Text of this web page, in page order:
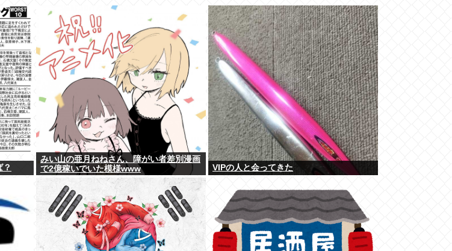
？
みい山の亜月ねねさん、障がい者差別漫画
で2億稼いでいた模様www
VIPの人と会ってきた